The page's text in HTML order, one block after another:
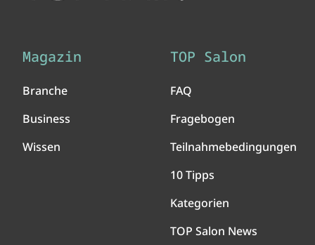
Magazin
Branche
Business
Wissen
TOP Salon
FAQ
Fragebogen
Teilnahmebedingungen
10 Tipps
Kategorien
TOP Salon News